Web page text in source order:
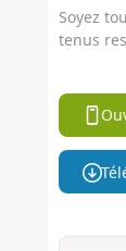
Soyez
tenus